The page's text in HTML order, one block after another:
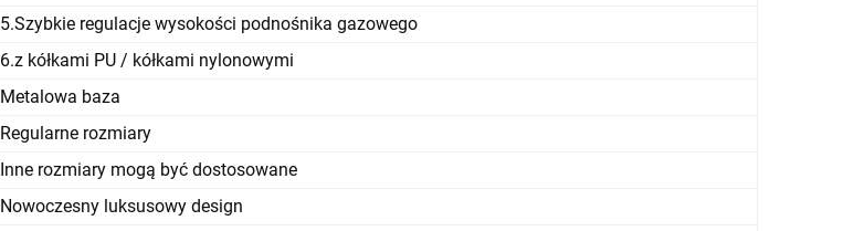
5.Szybkie regulacje wysokości podnośnika gazowego
6.z kółkami PU / kółkami nylonowymi
Metalowa baza
Regularne rozmiary
Inne rozmiary mogą być dostosowane
Nowoczesny luksusowy design